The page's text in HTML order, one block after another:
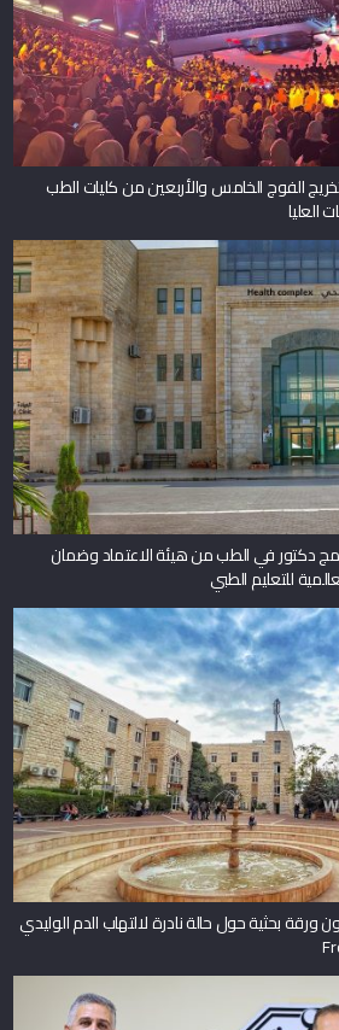
الفوج الخامس والأربعين من كليات الطب
العليا
دكتور في الطب من هيئة الاعتماد وضمان
للتعليم الطبي
بحثية حول حالة نادرة لالتهاب الدم الوليدي